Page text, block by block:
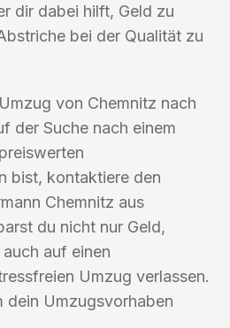
dir dabei hilft, Geld zu
bei der Qualität zu
von Chemnitz nach
der Suche nach einem
bist, kontaktiere den
Chemnitz aus
du nicht nur Geld,
auf einen
Umzug verlassen.
dein Umzugsvorhaben